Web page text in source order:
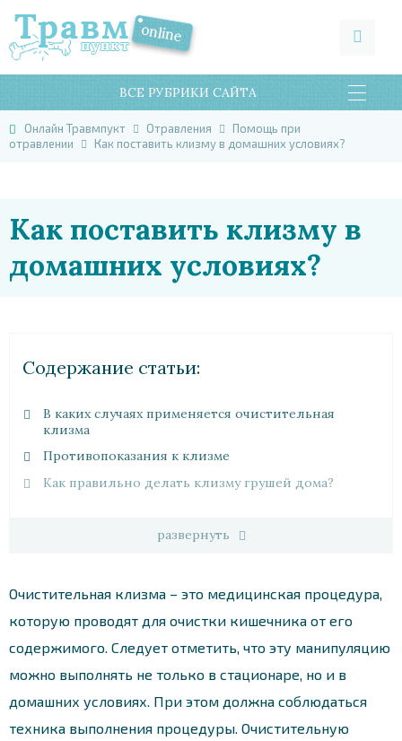
ВСЕ РУБРИКИ САЙТА
Онлайн Травмпукт Отравления
Помощь при
отравлении
Как поставить клизму в домашних условиях?
Как поставить клизму в
домашних условиях?
Cодержание статьи:
В каких случаях применяется очистительная
клизма
Противопоказания к клизме
Как правильно делать клизму грушей дома?
развернуть
Очистительная клизма – это медицинская процедура,
которую проводят для очистки кишечника от его
содержимого. Следует отметить, что эту манипуляцию
можно выполнять не только в стационаре, но и в
домашних условиях. При этом должна соблюдаться
техника выполнения процедуры. Очистительную